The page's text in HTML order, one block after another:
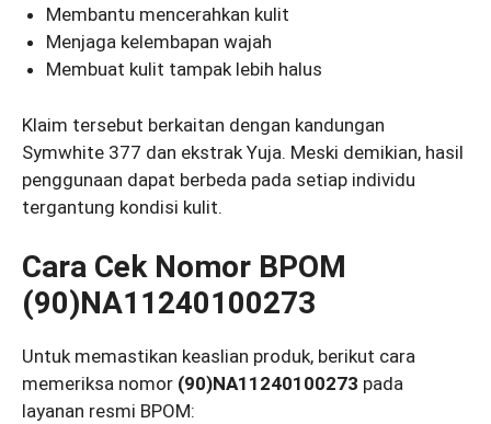
Membantu mencerahkan kulit
Menjaga kelembapan wajah
Membuat kulit tampak lebih halus
Klaim tersebut berkaitan dengan kandungan
Symwhite 377 dan ekstrak Yuja. Meski demikian, hasil
penggunaan dapat berbeda pada setiap individu
tergantung kondisi kulit.
Cara Cek Nomor BPOM
(90)NA11240100273
Untuk memastikan keaslian produk, berikut cara
memeriksa nomor (90)NA11240100273 pada
layanan resmi BPOM: